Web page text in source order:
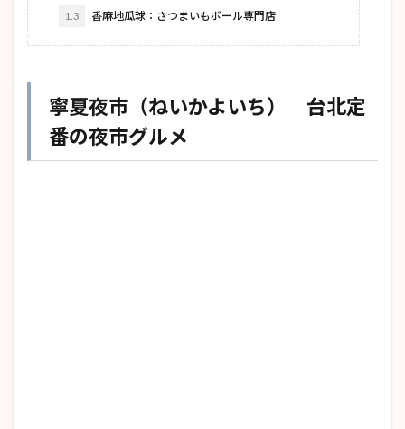
1.3 香麻地瓜球：さつまいもボール専門店
寧夏夜市（ねいかよいち）｜台北定
番の夜市グルメ